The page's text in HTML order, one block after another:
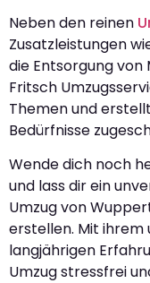
Neben den reinen
Zusatzleistungen
die Entsorgung von
Fritsch
Themen und
Bedürfnisse
Wende dich noch
und lass dir ein
Umzug von
erstellen. Mit ihrem
langjährigen
Umzug stressfrei